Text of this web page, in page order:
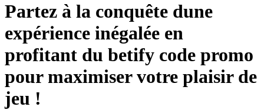
Partez à la conquête dune
expérience inégalée en
profitant du betify code promo
pour maximiser votre plaisir de
jeu !